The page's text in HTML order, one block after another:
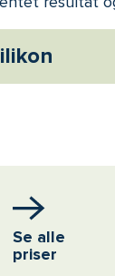
Se alle
priser